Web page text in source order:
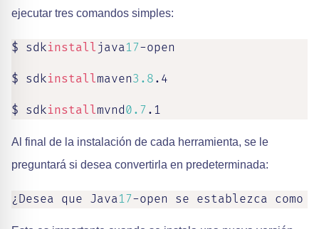
ejecutar tres comandos simples:
$ sdkinstall java17-open
$ sdkinstallmaven3.8 .4
$ sdkinstallmvnd0.7 .1
Al final de la instalación de cada herramienta, se le
preguntará si desea convertirla en predeterminada:
¿Desea que Java17-open se establezca como